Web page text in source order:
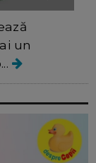
un